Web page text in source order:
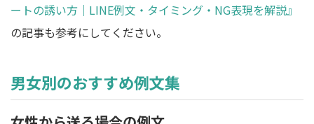
ートの誘い方｜LINE例文・タイミング・NG表現を解説』
の記事も参考にしてください。
男女別のおすすめ例文集